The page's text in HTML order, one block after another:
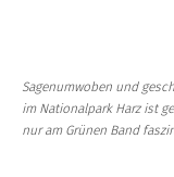
Sagenumwoben und
im Nationalpark Harz ist
nur am Grünen Band